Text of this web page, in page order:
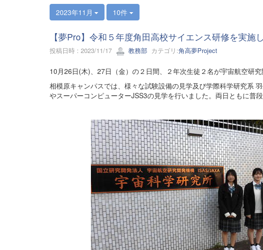
2023年11月 10件
【夢Pro】令和５年度角田高校サイエンス研修を実施
投稿日時 : 2023/11/17 教務部 カテゴリ:角高夢Project
10月26日(木)、27日（金）の２日間、２年次生徒２名が宇宙航空研
相模原キャンパスでは、様々な試験設備の見学及び学際科学研究系
やスーパーコンピューターJSS3の見学を行いました。両日ともに普